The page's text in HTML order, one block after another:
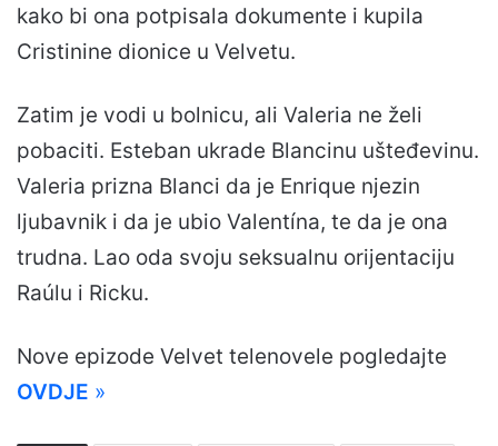
kako bi ona potpisala dokumente i kupila
Cristinine dionice u Velvetu.
Zatim je vodi u bolnicu, ali Valeria ne želi
pobaciti. Esteban ukrade Blancinu ušteđevinu.
Valeria prizna Blanci da je Enrique njezin
ljubavnik i da je ubio Valentína, te da je ona
trudna. Lao oda svoju seksualnu orijentaciju
Raúlu i Ricku.
Nove epizode Velvet telenovele pogledajte
OVDJE »